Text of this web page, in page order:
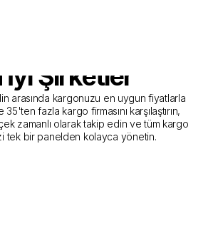
- Mardin Kargo
Hizmeti Sunan
İyi Şirketler
arasında kargonuzu en uygun fiyatlarla
fazla kargo firmasını karşılaştırın,
zamanlı olarak takip edin ve tüm kargo
tek bir panelden kolayca yönetin.